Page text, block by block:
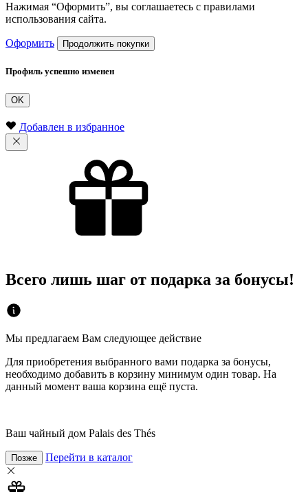
Нажимая “Оформить”, вы соглашаетесь с правилами
использования сайта.
Оформить Продолжить покупки
Профиль успешно изменен
OK
Добавлен в избранное
Всего лишь шаг от подарка за бонусы!
Мы предлагаем Вам следующее действие
Для приобретения выбранного вами подарка за бонусы,
необходимо добавить в корзину минимум один товар. На
данный момент ваша корзина ещё пуста.
Ваш чайный дом Palais des Thés
Позже Перейти в каталог